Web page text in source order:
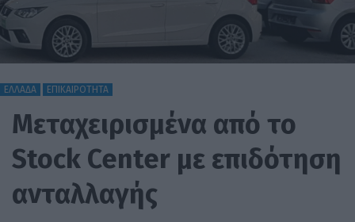
ΕΛΛΑΔΑ ΕΠΙΚΑΙΡΟΤΗΤΑ
Μεταχειρισμένα από το
Stock Center με επιδότηση
ανταλλαγής